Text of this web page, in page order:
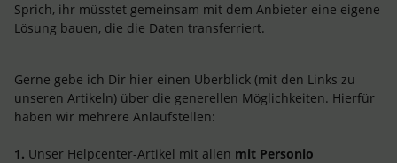
Sprich, ihr müsstet gemeinsam mit dem Anbieter eine eigene
Lösung bauen, die die Daten transferriert.
Gerne gebe ich Dir hier einen Überblick (mit den Links zu
unseren Artikeln) über die generellen Möglichkeiten. Hierfür
haben wir mehrere Anlaufstellen:
1. Unser Helpcenter-Artikel mit allen mit Personio